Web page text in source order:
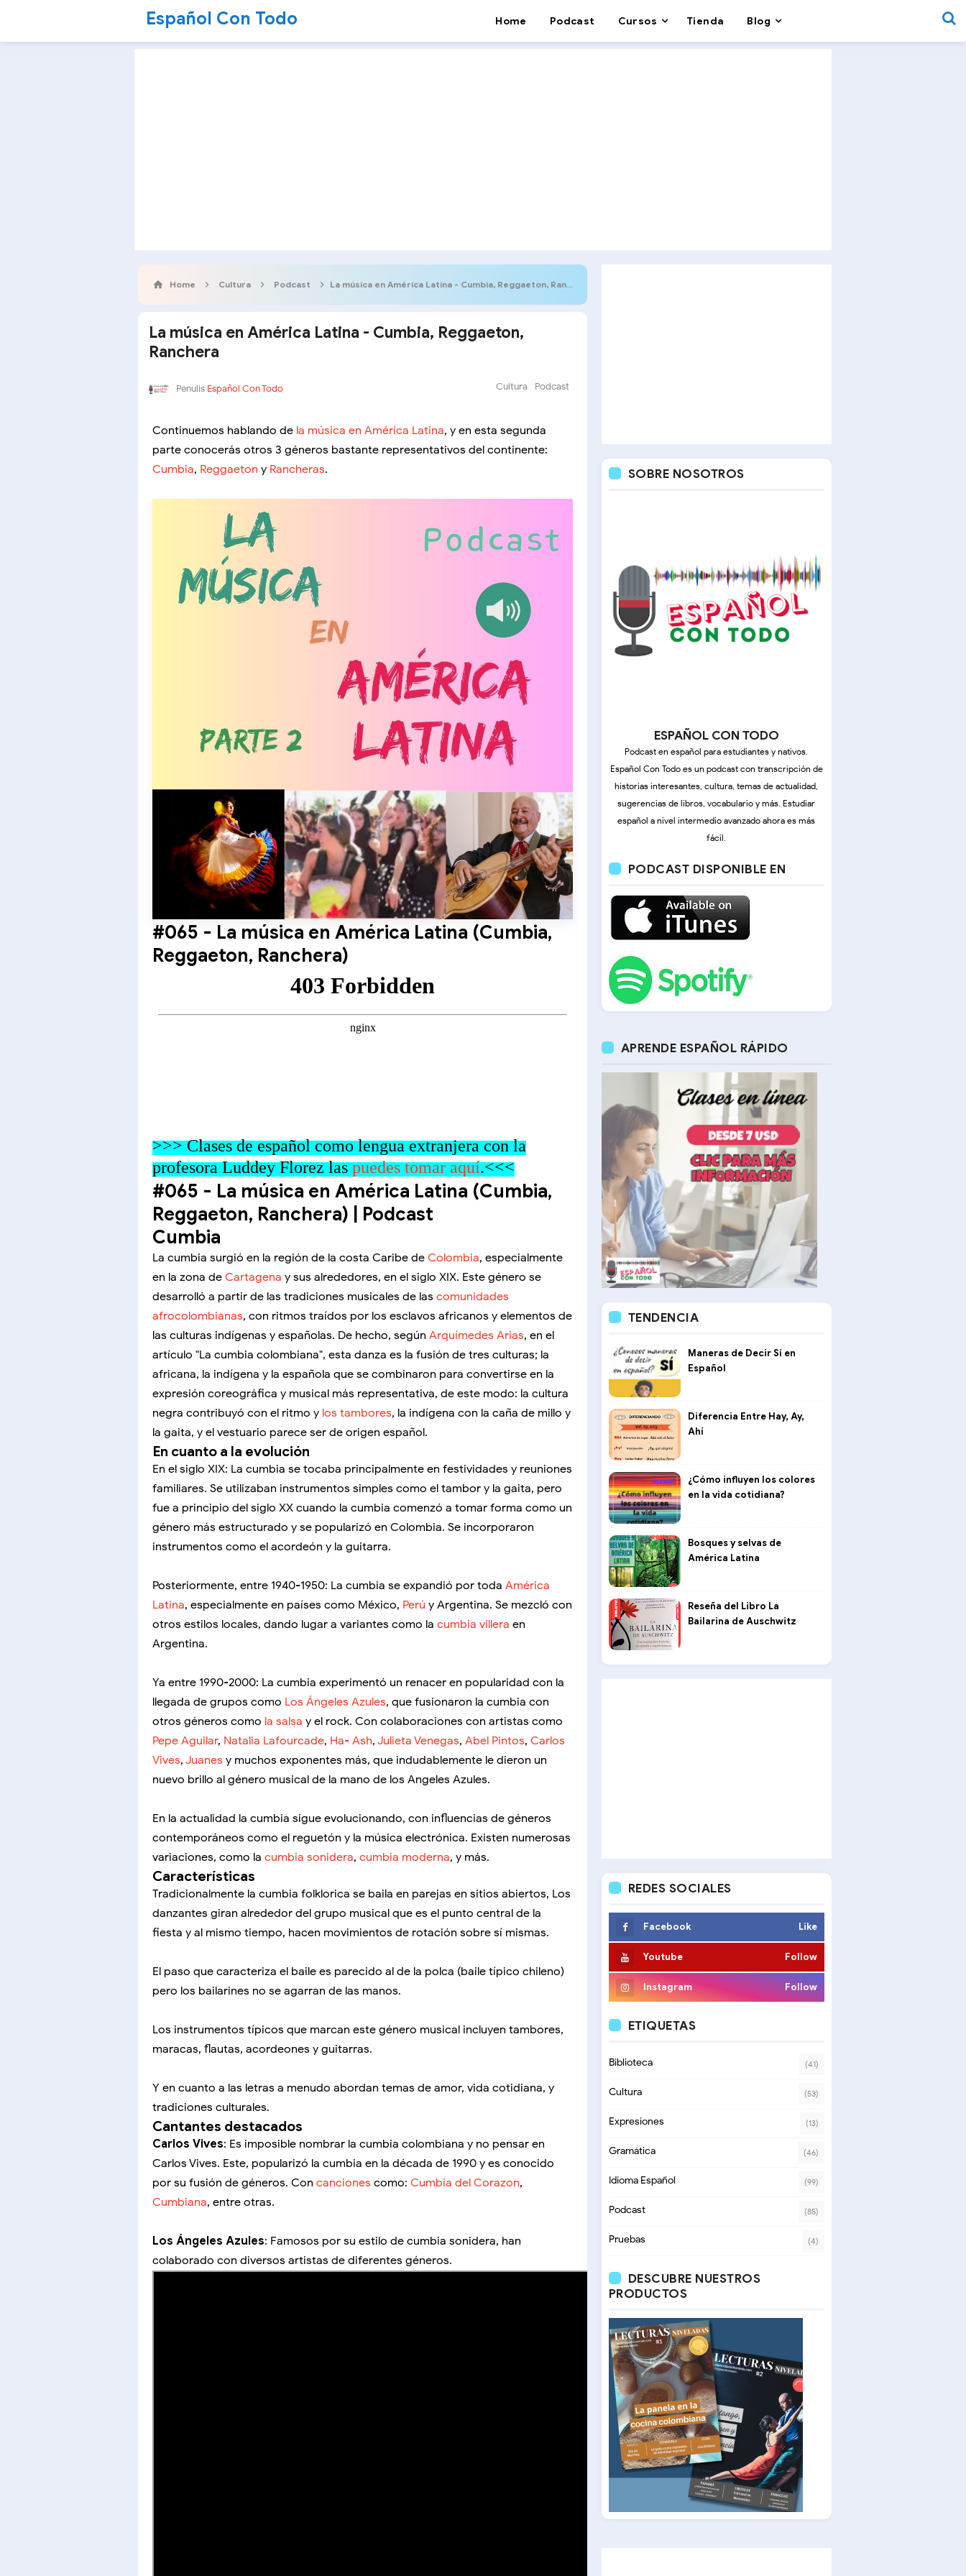
Español Con Todo Home Podcast Cursos Tienda Blog
Home Cultura Podcast La música en América Latina - Cumbia, Reggaeton, Ranchera
La música en América Latina - Cumbia, Reggaeton,
Ranchera
Penulis Español Con Todo Cultura Podcast
Continuemos hablando de la música en América Latina, y en esta segunda
parte conocerás otros 3 géneros bastante representativos del continente:
Cumbia, Reggaeton y Rancheras.
#065 - La música en América Latina (Cumbia,
Reggaeton, Ranchera)
>>> Clases de español como lengua extranjera con la
profesora Luddey Florez laspuedes tomar aquí.<<<
#065 - La música en América Latina (Cumbia,
Reggaeton, Ranchera) | Podcast
Cumbia
La cumbia surgió en la región de la costa Caribe de Colombia, especialmente
en la zona de Cartagena y sus alrededores, en el siglo XIX. Este género se
desarrolló a partir de las tradiciones musicales de las comunidades
afrocolombianas, con ritmos traídos por los esclavos africanos y elementos de
las culturas indígenas y españolas. De hecho, según Arquímedes Arias, en el
artículo "La cumbia colombiana", esta danza es la fusión de tres culturas; la
africana, la indígena y la española que se combinaron para convertirse en la
expresión coreográfica y musical más representativa, de este modo: la cultura
negra contribuyó con el ritmo y los tambores, la indígena con la caña de millo y
la gaita, y el vestuario parece ser de origen español.
En cuanto a la evolución
En el siglo XIX: La cumbia se tocaba principalmente en festividades y reuniones
familiares. Se utilizaban instrumentos simples como el tambor y la gaita, pero
fue a principio del siglo XX cuando la cumbia comenzó a tomar forma como un
género más estructurado y se popularizó en Colombia. Se incorporaron
instrumentos como el acordeón y la guitarra.
Posteriormente, entre 1940-1950: La cumbia se expandió por toda América
Latina, especialmente en países como México, Perú y Argentina. Se mezcló con
otros estilos locales, dando lugar a variantes como la cumbia villera en
Argentina.
Ya entre 1990-2000: La cumbia experimentó un renacer en popularidad con la
llegada de grupos como Los Ángeles Azules, que fusionaron la cumbia con
otros géneros como la salsa y el rock. Con colaboraciones con artistas como
Pepe Aguilar, Natalia Lafourcade, Ha- Ash, Julieta Venegas, Abel Pintos, Carlos
Vives, Juanes y muchos exponentes más, que indudablemente le dieron un
nuevo brillo al género musical de la mano de los Angeles Azules.
En la actualidad la cumbia sigue evolucionando, con influencias de géneros
contemporáneos como el reguetón y la música electrónica. Existen numerosas
variaciones, como la cumbia sonidera, cumbia moderna, y más.
Características
Tradicionalmente la cumbia folklorica se baila en parejas en sitios abiertos, Los
danzantes giran alrededor del grupo musical que es el punto central de la
fiesta y al mismo tiempo, hacen movimientos de rotación sobre sí mismas.
El paso que caracteriza el baile es parecido al de la polca (baile típico chileno)
pero los bailarines no se agarran de las manos.
Los instrumentos típicos que marcan este género musical incluyen tambores,
maracas, flautas, acordeones y guitarras.
Y en cuanto a las letras a menudo abordan temas de amor, vida cotidiana, y
tradiciones culturales.
Cantantes destacados
Carlos Vives: Es imposible nombrar la cumbia colombiana y no pensar en
Carlos Vives. Este, popularizó la cumbia en la década de 1990 y es conocido
por su fusión de géneros. Con canciones como: Cumbia del Corazon,
Cumbiana, entre otras.
Los Ángeles Azules: Famosos por su estilo de cumbia sonidera, han
colaborado con diversos artistas de diferentes géneros.
SOBRE NOSOTROS
ESPAÑOL CON TODO
Podcast en español para estudiantes y nativos.
Español Con Todo es un podcast con transcripción de
historias interesantes, cultura, temas de actualidad,
sugerencias de libros, vocabulario y más. Estudiar
español a nivel intermedio avanzado ahora es más
fácil.
PODCAST DISPONIBLE EN
APRENDE ESPAÑOL RÁPIDO
TENDENCIA
Maneras de Decir Sí en
Español
Diferencia Entre Hay, Ay,
Ahí
¿Cómo influyen los colores
en la vida cotidiana?
Bosques y selvas de
América Latina
Reseña del Libro La
Bailarina de Auschwitz
REDES SOCIALES
Facebook Like
Youtube Follow
Instagram Follow
ETIQUETAS
Biblioteca (41)
Cultura (53)
Expresiones (13)
Gramática (46)
Idioma Español (99)
Podcast (85)
Pruebas (4)
DESCUBRE NUESTROS
PRODUCTOS